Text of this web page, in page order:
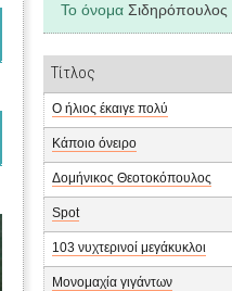
Το όνομα
Τίτλος
Ο ήλιος έκαιγε πολύ
Κάποιο όνειρο
Δομήνικος Θεοτοκόπουλος
Spot
103 νυχτερινοί μεγάκυκλοι
Μονομαχία γιγάντων